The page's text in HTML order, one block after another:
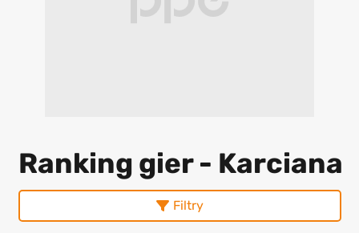
Ranking gier - Karciana
Filtry